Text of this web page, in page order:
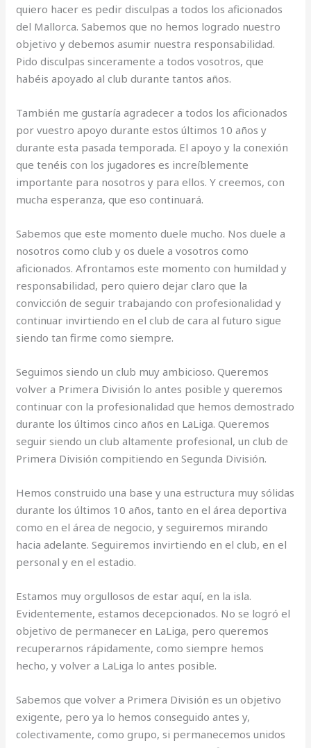
quiero hacer es pedir disculpas a todos los aficionados
del Mallorca. Sabemos que no hemos logrado nuestro
objetivo y debemos asumir nuestra responsabilidad.
Pido disculpas sinceramente a todos vosotros, que
habéis apoyado al club durante tantos años.
También me gustaría agradecer a todos los aficionados
por vuestro apoyo durante estos últimos 10 años y
durante esta pasada temporada. El apoyo y la conexión
que tenéis con los jugadores es increíblemente
importante para nosotros y para ellos. Y creemos, con
mucha esperanza, que eso continuará.
Sabemos que este momento duele mucho. Nos duele a
nosotros como club y os duele a vosotros como
aficionados. Afrontamos este momento con humildad y
responsabilidad, pero quiero dejar claro que la
convicción de seguir trabajando con profesionalidad y
continuar invirtiendo en el club de cara al futuro sigue
siendo tan firme como siempre.
Seguimos siendo un club muy ambicioso. Queremos
volver a Primera División lo antes posible y queremos
continuar con la profesionalidad que hemos demostrado
durante los últimos cinco años en LaLiga. Queremos
seguir siendo un club altamente profesional, un club de
Primera División compitiendo en Segunda División.
Hemos construido una base y una estructura muy sólidas
durante los últimos 10 años, tanto en el área deportiva
como en el área de negocio, y seguiremos mirando
hacia adelante. Seguiremos invirtiendo en el club, en el
personal y en el estadio.
Estamos muy orgullosos de estar aquí, en la isla.
Evidentemente, estamos decepcionados. No se logró el
objetivo de permanecer en LaLiga, pero queremos
recuperarnos rápidamente, como siempre hemos
hecho, y volver a LaLiga lo antes posible.
Sabemos que volver a Primera División es un objetivo
exigente, pero ya lo hemos conseguido antes y,
colectivamente, como grupo, si permanecemos unidos